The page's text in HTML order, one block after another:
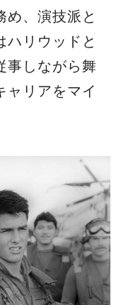
め、演技派と
ハリウッドと
事しながら舞
ャリアをマイ